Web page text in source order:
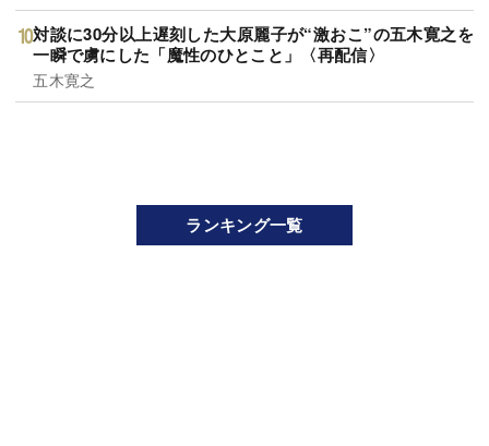
対談に30分以上遅刻した大原麗子が“激おこ”の五木寛之を
一瞬で虜にした「魔性のひとこと」〈再配信〉
五木寛之
ランキング一覧